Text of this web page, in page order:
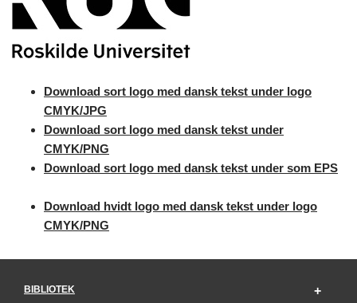
Download sort logo med dansk tekst under logo
CMYK/JPG
Download sort logo med dansk tekst under
CMYK/PNG
Download sort logo med dansk tekst under som EPS
Download hvidt logo med dansk tekst under logo
CMYK/PNG
BIBLIOTEK